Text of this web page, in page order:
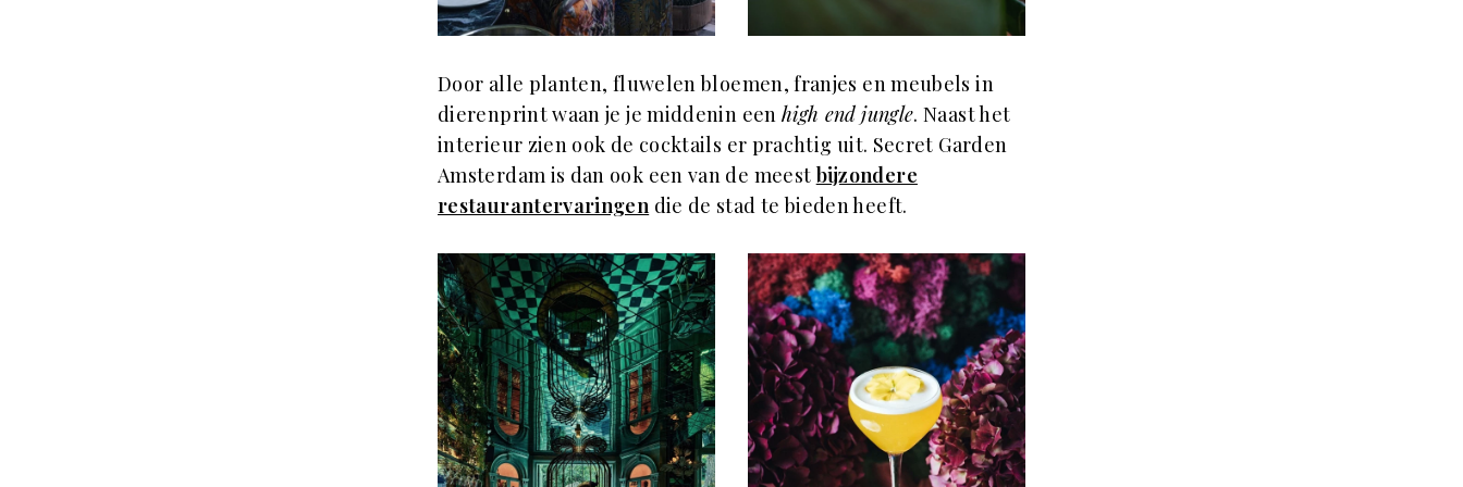
Door alle planten, fluwelen bloemen, franjes en meubels in
dierenprint waan je je middenin een high end jungle. Naast het
interieur zien ook de cocktails er prachtig uit. Secret Garden
Amsterdam is dan ook een van de meest bijzondere
restaurantervaringen die de stad te bieden heeft.